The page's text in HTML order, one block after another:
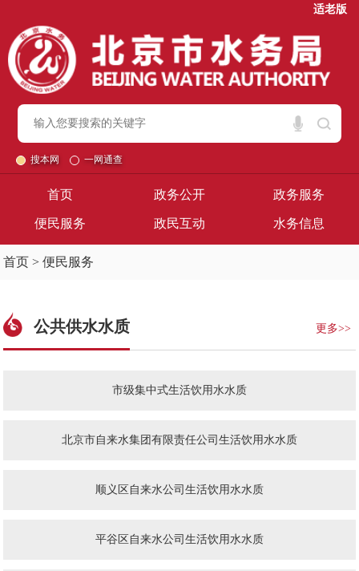
适老版
搜本网 一网通查
首页 政务公开 政务服务
便民服务 政民互动 水务信息
首页 >便民服务
公共供水水质 更多>>
市级集中式生活饮用水水质
北京市自来水集团有限责任公司生活饮用水水质
顺义区自来水公司生活饮用水水质
平谷区自来水公司生活饮用水水质